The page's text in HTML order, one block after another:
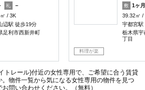
礼
－
3K
辺駅 徒歩19分
足利市西新井町
敷
1ヶ月
39.32㎡
宇都宮駅
栃木県宇
丁目
料理が楽
トレール)付近の女性専用で、ご希望に合う賃貸
物件一覧から気になる女性専用の物件を見つ
問い合わせください。（無料）